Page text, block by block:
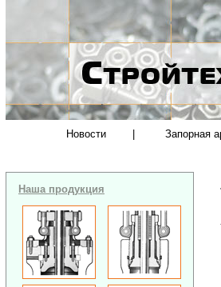
Новости Запорная
Наша продукция